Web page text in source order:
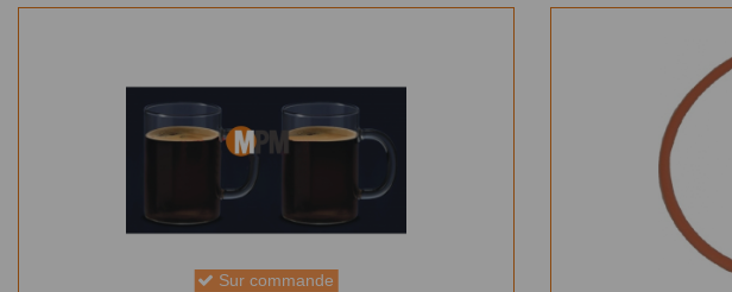
Sur commande